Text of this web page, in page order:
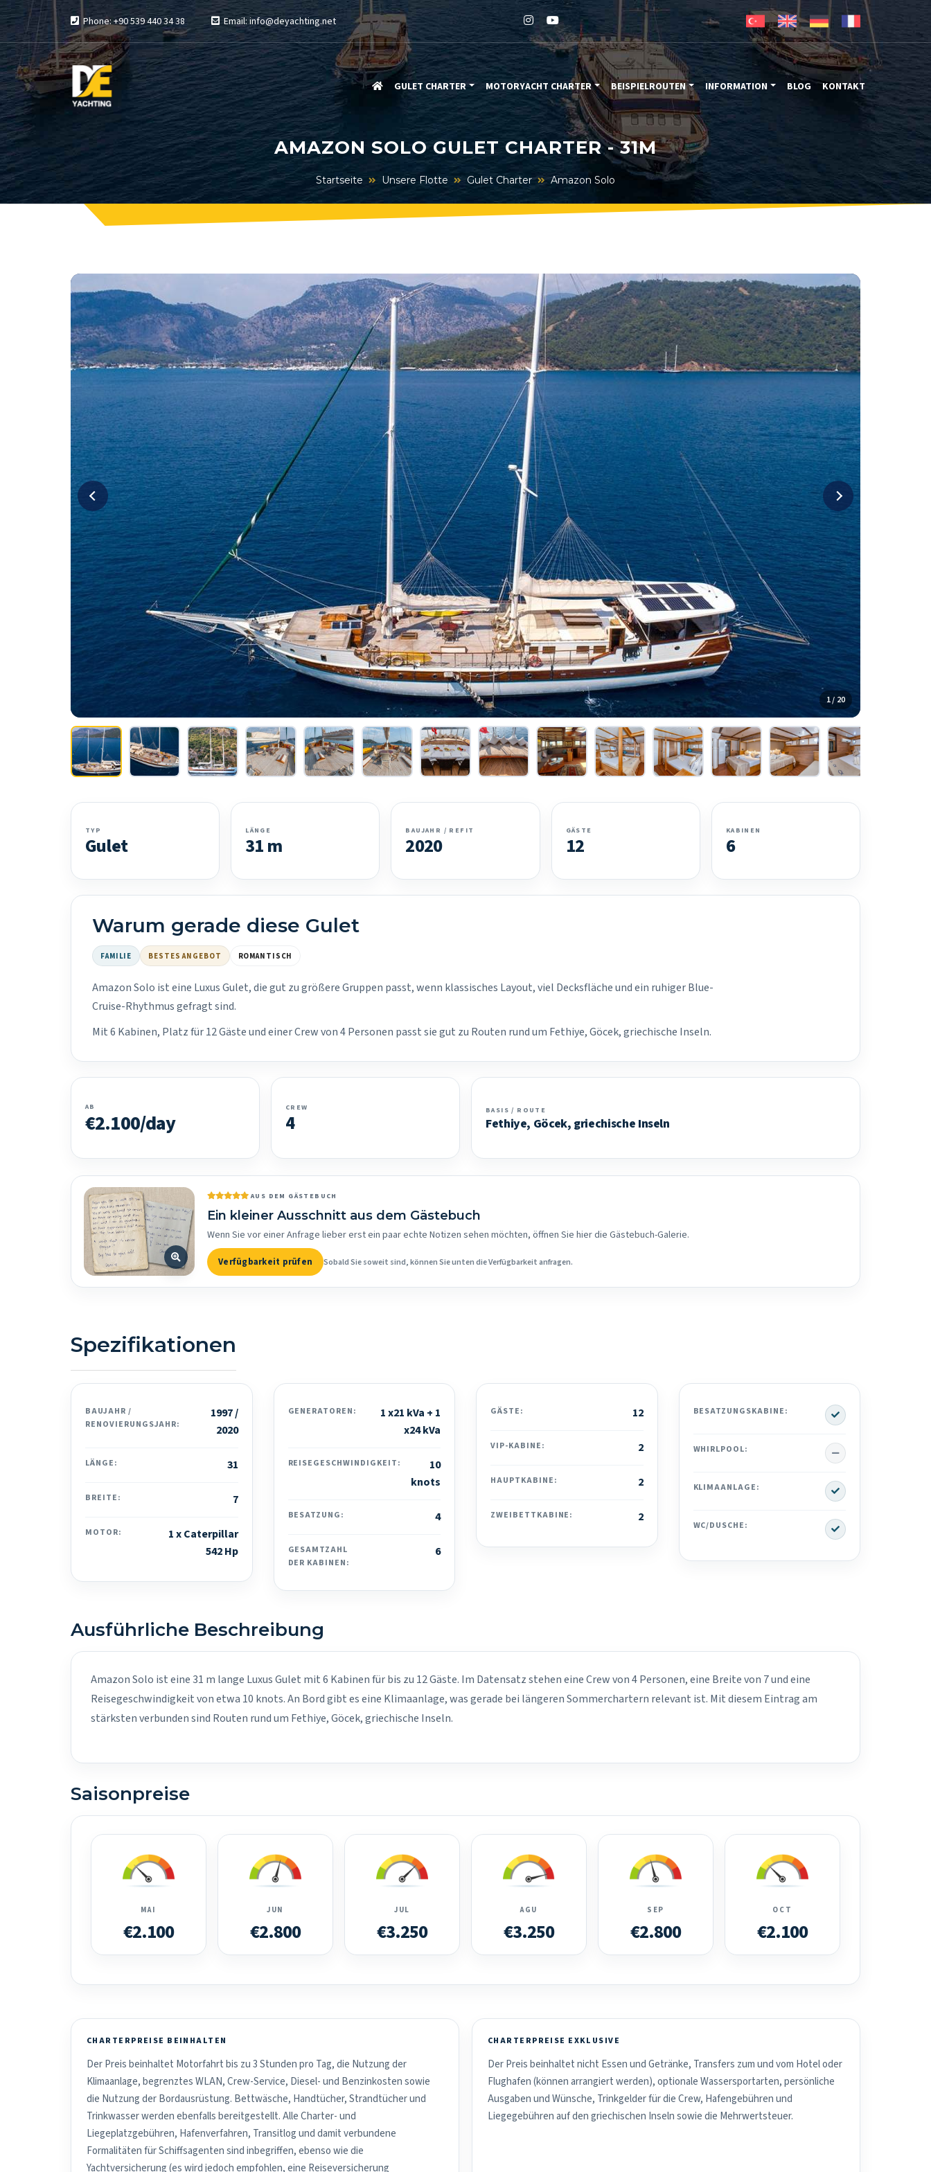
Phone: +90 539 440 34 38 Email: info@deyachting.net
GULET CHARTER MOTORYACHT CHARTER BEISPIELROUTEN INFORMATION BLOG KONTAKT
AMAZON SOLO GULET CHARTER - 31M
Startseite Unsere Flotte Gulet Charter Amazon Solo
1 / 20
TYP
Gulet
LÄNGE
31 m
BAUJAHR / REFIT
2020
GÄSTE
12
KABINEN
6
Warum gerade diese Gulet
FAMILIE BESTES ANGEBOT ROMANTISCH
Amazon Solo ist eine Luxus Gulet, die gut zu größere Gruppen passt, wenn klassisches Layout, viel Decksfläche und ein ruhiger Blue-
Cruise-Rhythmus gefragt sind.
Mit 6 Kabinen, Platz für 12 Gäste und einer Crew von 4 Personen passt sie gut zu Routen rund um Fethiye, Göcek, griechische Inseln.
AB
€2.100/day
CREW
4
BASIS / ROUTE
Fethiye, Göcek, griechische Inseln
AUS DEM GÄSTEBUCH
Ein kleiner Ausschnitt aus dem Gästebuch
Wenn Sie vor einer Anfrage lieber erst ein paar echte Notizen sehen möchten, öffnen Sie hier die Gästebuch-Galerie.
Verfügbarkeit prüfen Sobald Sie soweit sind, können Sie unten die Verfügbarkeit anfragen.
Spezifikationen
BAUJAHR /
RENOVIERUNGSJAHR:
1997 /
2020
LÄNGE: 31
BREITE: 7
MOTOR:
1 x Caterpillar
542 Hp
GENERATOREN:
1 x21 kVa + 1
x24 kVa
REISEGESCHWINDIGKEIT:
10
knots
BESATZUNG: 4
GESAMTZAHL
DER KABINEN:
6
GÄSTE: 12
VIP-KABINE: 2
HAUPTKABINE: 2
ZWEIBETTKABINE: 2
BESATZUNGSKABINE: Yes
WHIRLPOOL: No
KLIMAANLAGE: Yes
WC/DUSCHE: Yes
Ausführliche Beschreibung
Amazon Solo ist eine 31 m lange Luxus Gulet mit 6 Kabinen für bis zu 12 Gäste. Im Datensatz stehen eine Crew von 4 Personen, eine Breite von 7 und eine
Reisegeschwindigkeit von etwa 10 knots. An Bord gibt es eine Klimaanlage, was gerade bei längeren Sommerchartern relevant ist. Mit diesem Eintrag am
stärksten verbunden sind Routen rund um Fethiye, Göcek, griechische Inseln.
Saisonpreise
MAI
€2.100
JUN
€2.800
JUL
€3.250
AGU
€3.250
SEP
€2.800
OCT
€2.100
CHARTERPREISE BEINHALTEN
Der Preis beinhaltet Motorfahrt bis zu 3 Stunden pro Tag, die Nutzung der
Klimaanlage, begrenztes WLAN, Crew-Service, Diesel- und Benzinkosten sowie
die Nutzung der Bordausrüstung. Bettwäsche, Handtücher, Strandtücher und
Trinkwasser werden ebenfalls bereitgestellt. Alle Charter- und
Liegeplatzgebühren, Hafenverfahren, Transitlog und damit verbundene
Formalitäten für Schiffsagenten sind inbegriffen, ebenso wie die
Yachtversicherung (es wird jedoch empfohlen, eine Reiseversicherung
CHARTERPREISE EXKLUSIVE
Der Preis beinhaltet nicht Essen und Getränke, Transfers zum und vom Hotel oder
Flughafen (können arrangiert werden), optionale Wassersportarten, persönliche
Ausgaben und Wünsche, Trinkgelder für die Crew, Hafengebühren und
Liegegebühren auf den griechischen Inseln sowie die Mehrwertsteuer.